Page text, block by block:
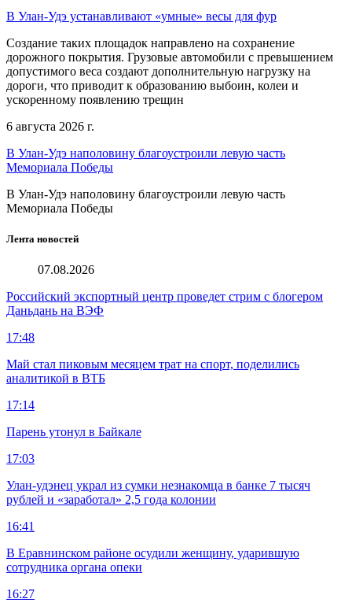
В Улан-Удэ устанавливают «умные» весы для фур
Создание таких площадок направлено на сохранение
дорожного покрытия. Грузовые автомобили с превышением
допустимого веса создают дополнительную нагрузку на
дороги, что приводит к образованию выбоин, колеи и
ускоренному появлению трещин
6 августа 2026 г.
В Улан-Удэ наполовину благоустроили левую часть
Мемориала Победы
В Улан-Удэ наполовину благоустроили левую часть
Мемориала Победы
Лента новостей
07.08.2026
Российский экспортный центр проведет стрим с блогером
Даньдань на ВЭФ
17:48
Май стал пиковым месяцем трат на спорт, поделились
аналитикой в ВТБ
17:14
Парень утонул в Байкале
17:03
Улан-удэнец украл из сумки незнакомца в банке 7 тысяч
рублей и «заработал» 2,5 года колонии
16:41
В Еравнинском районе осудили женщину, ударившую
сотрудника органа опеки
16:27